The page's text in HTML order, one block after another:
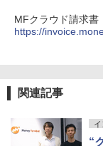
MFクラウド請求書
https://
関連記事
“